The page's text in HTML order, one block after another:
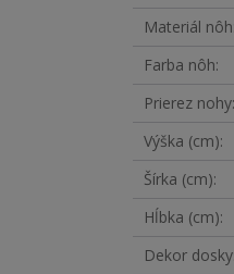
Materiál nôh
Farba nôh
Prierez nohy
Výška (cm)
Šírka (cm)
Hĺbka (cm)
Dekor dosky